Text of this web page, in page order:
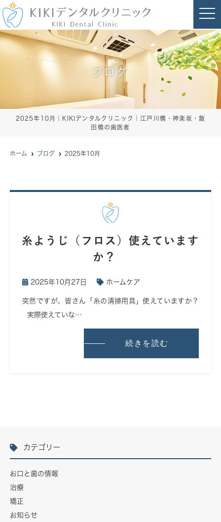
ブログ
2025年10月｜KIKIデンタルクリニック｜江戸川橋・神楽坂・飯
田橋の歯医者
t
o
g
l
e
n
a
v
i
ホーム ブログ 2025年10月
糸ようじ（フロス）使えています
か？
2025年10月27日 ホームケア
突然ですが、皆さん「糸の清掃用具」使えていますか？
実際使えていな…
続きを読む
カテゴリー
お口と歯の情報
治療
矯正
お知らせ